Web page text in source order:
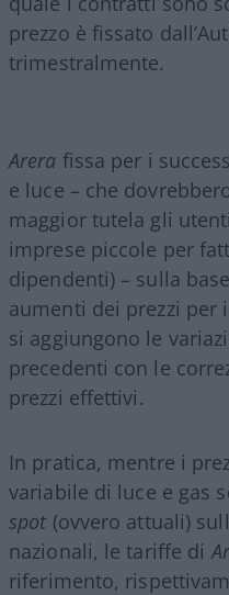
prezzo è fissato
trimestralmente.
Arera fissa per i
e luce – che
maggior tutela gli
imprese piccole per
dipendenti) – sulla
aumenti dei prezzi per
si aggiungono le
precedenti con le
prezzi effettivi.
In pratica, mentre i
variabile di luce e gas
spot (ovvero attuali)
nazionali, le tariffe di
riferimento,